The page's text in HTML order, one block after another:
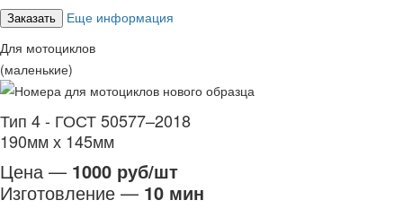
Заказать
Еще информация
Для мотоциклов
(маленькие)
Тип 4 - ГОСТ 50577–2018
190мм х 145мм
Цена — 1000 руб/шт
Изготовление — 10 мин